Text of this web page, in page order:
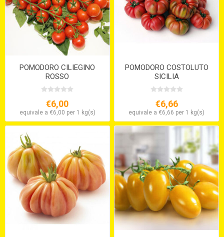
POMODORO CILIEGINO
ROSSO
€6,00
equivale a €6,00 per 1 kg(s)
POMODORO COSTOLUTO
SICILIA
€6,66
equivale a €6,66 per 1 kg(s)